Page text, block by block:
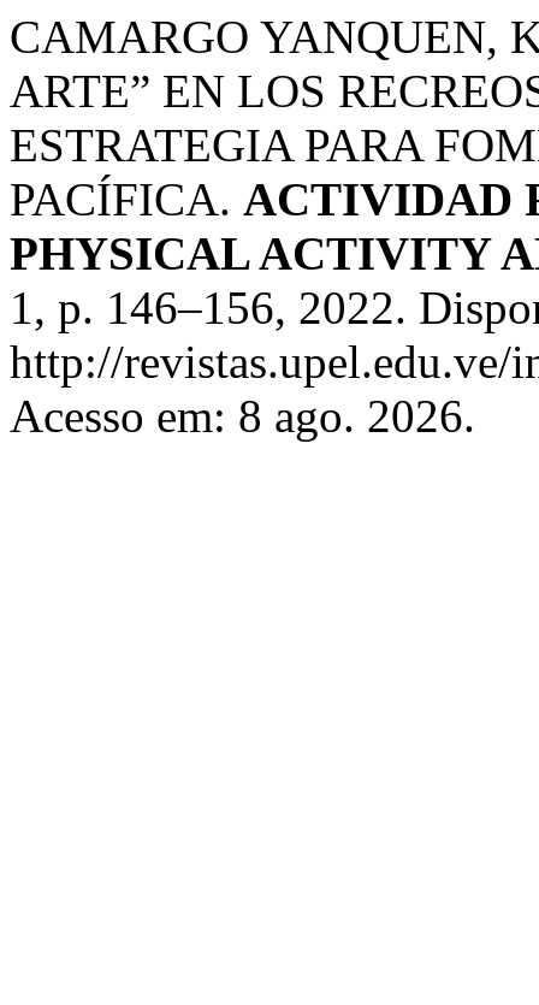
CAMARGO YANQUEN,
ARTE” EN LOS
ESTRATEGIA PARA
PACÍFICA. ACTIVIDAD
PHYSICAL ACTIVITY
1, p. 146–156, 2022.
http://
Acesso em: 8 ago. 2026.